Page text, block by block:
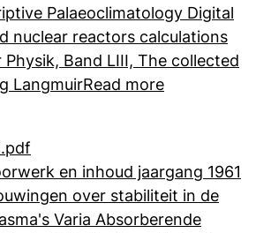
Palaeoclimatology Digital
nuclear reactors calculations
Physik, Band LIII, The collected
LangmuirRead more
en inhoud jaargang 1961
over stabiliteit in de
Varia Absorberende